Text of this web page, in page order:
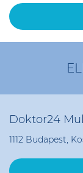
Doktor24
1112 Budapest,